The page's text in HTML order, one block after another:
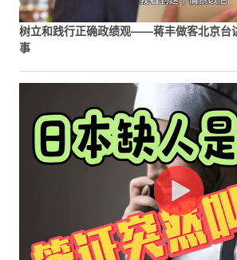
树立和践行正确政绩观——蒋丰做客北京台
事